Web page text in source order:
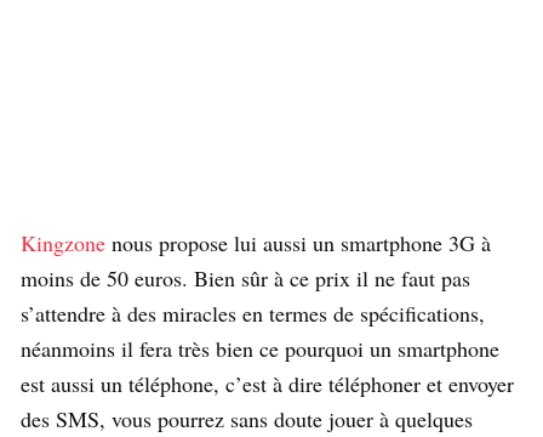
Kingzone nous propose lui aussi un smartphone 3G à
moins de 50 euros. Bien sûr à ce prix il ne faut pas
s’attendre à des miracles en termes de spécifications,
néanmoins il fera très bien ce pourquoi un smartphone
est aussi un téléphone, c’est à dire téléphoner et envoyer
des SMS, vous pourrez sans doute jouer à quelques